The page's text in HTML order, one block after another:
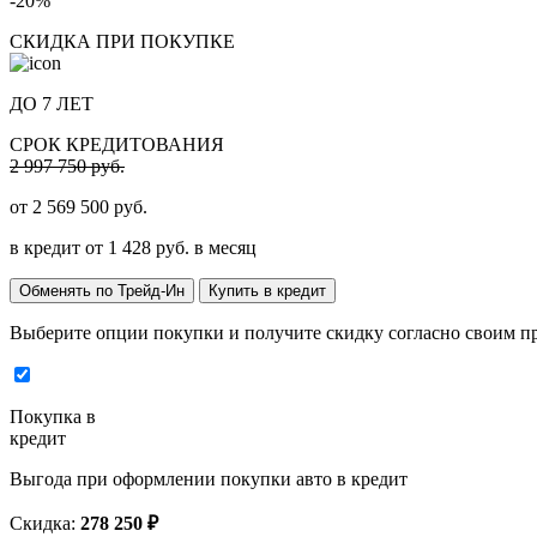
СКИДКА ПРИ ПОКУПКЕ
ДО 7 ЛЕТ
СРОК КРЕДИТОВАНИЯ
2 997 750 руб.
от 2 569 500 руб.
в кредит от 1 428 руб. в месяц
Обменять по Трейд-Ин Купить в кредит
Выберите опции покупки и получите скидку согласно своим
Покупка в
кредит
Выгода при оформлении покупки авто в кредит
Скидка: 278 250 ₽